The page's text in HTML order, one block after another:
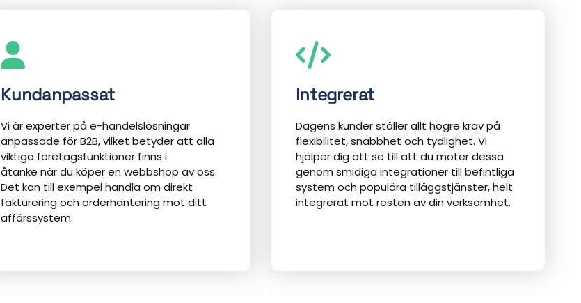
Kundanpassat
Vi är experter på e-handelslösningar
anpassade för B2B, vilket betyder att alla
viktiga företagsfunktioner finns i
åtanke när du köper en webbshop av oss.
Det kan till exempel handla om direkt
fakturering och orderhantering mot ditt
affärssystem.
Integrerat
Dagens kunder ställer allt högre krav på
flexibilitet, snabbhet och tydlighet. Vi
hjälper dig att se till att du möter dessa
genom smidiga integrationer till befintliga
system och populära tilläggstjänster, helt
integrerat mot resten av din verksamhet.